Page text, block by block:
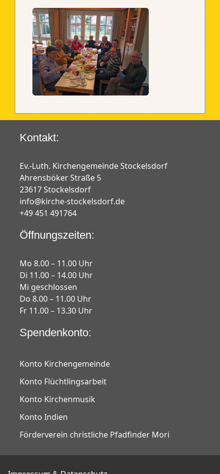
Kontakt:
Ev.-Luth. Kirchengemeinde Stockelsdorf
Ahrensböker Straße 5
23617 Stockelsdorf
info@kirche-stockelsdorf.de
+49 451 491764
Öffnungszeiten:
Mo 8.00 – 11.00 Uhr
Di 11.00 – 14.00 Uhr
Mi geschlossen
Do 8.00 – 11.00 Uhr
Fr 11.00 – 13.30 Uhr
Spendenkonto:
Konto Kirchengemeinde
Konto Flüchtlingsarbeit
Konto Kirchenmusik
Konto Indien
Förderverein christliche Pfadfinder Mori